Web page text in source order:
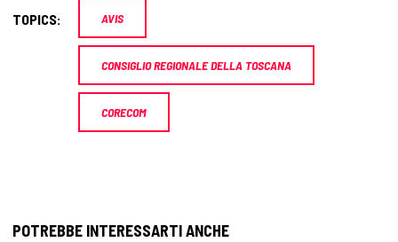
TOPICS: AVIS
CONSIGLIO REGIONALE DELLA TOSCANA
CORECOM
POTREBBE INTERESSARTI ANCHE